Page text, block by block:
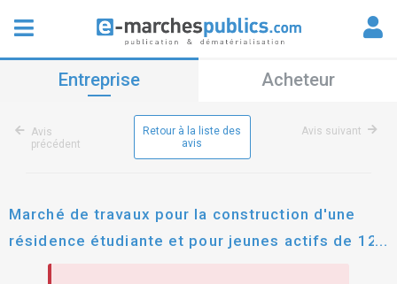
Entreprise Acheteur
Avis
précédent
Retour à la liste des
avis
Avis suivant
Marché de travaux pour la construction d'une
résidence étudiante et pour jeunes actifs de 121
studios sur deux niveaux de parking en